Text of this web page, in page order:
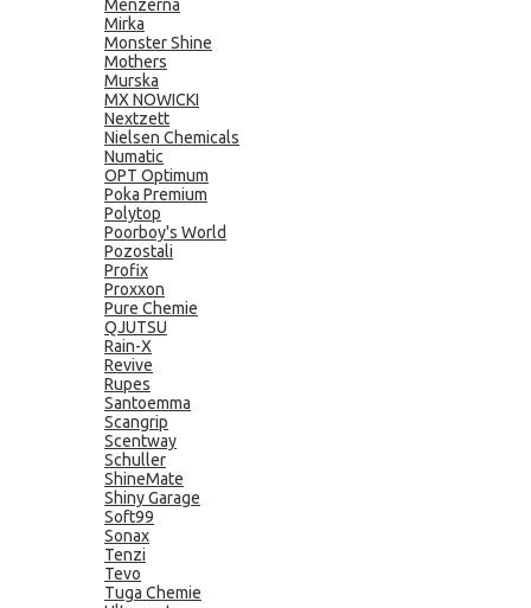
Menzerna
Mirka
Monster Shine
Mothers
Murska
MX NOWICKI
Nextzett
Nielsen Chemicals
Numatic
OPT Optimum
Poka Premium
Polytop
Poorboy's World
Pozostali
Profix
Proxxon
Pure Chemie
QJUTSU
Rain-X
Revive
Rupes
Santoemma
Scangrip
Scentway
Schuller
ShineMate
Shiny Garage
Soft99
Sonax
Tenzi
Tevo
Tuga Chemie